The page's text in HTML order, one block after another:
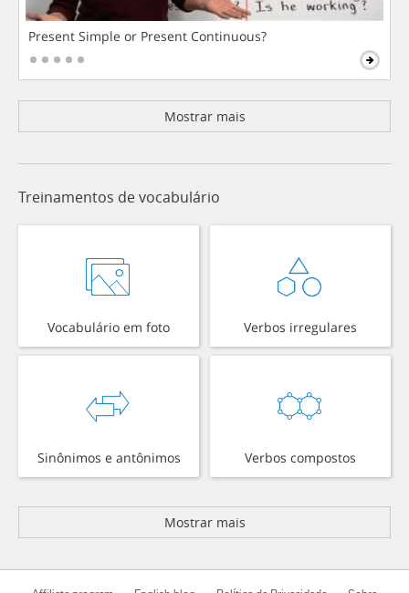
Present Simple or Present Continuous?
Mostrar mais
Treinamentos de vocabulário
Vocabulário em foto Verbos irregulares
Sinônimos e antônimos Verbos compostos
Mostrar mais